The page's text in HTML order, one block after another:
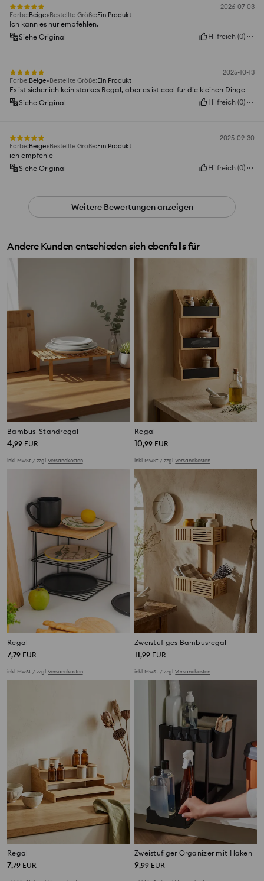
2026-07-03
Farbe:Beige Bestellte Größe:Ein Produkt
Ich kann es nur empfehlen.
Siehe Original
Hilfreich (0)
2025-10-13
Farbe:Beige Bestellte Größe:Ein Produkt
Es ist sicherlich kein starkes Regal, aber es ist cool für die kleinen Dinge
Siehe Original
Hilfreich (0)
2025-09-30
Farbe:Beige Bestellte Größe:Ein Produkt
ich empfehle
Siehe Original
Hilfreich (0)
Weitere Bewertungen anzeigen
Andere Kunden entschieden sich ebenfalls für
Bambus-Standregal
4,99 EUR
inkl. MwSt. / zzgl.Versandkosten
Regal
10,99 EUR
inkl. MwSt. / zzgl.Versandkosten
Regal
7,79 EUR
inkl. MwSt. / zzgl.Versandkosten
Zweistufiges Bambusregal
11,99 EUR
inkl. MwSt. / zzgl.Versandkosten
Regal
7,79 EUR
Zweistufiger Organizer mit Haken
9,99 EUR